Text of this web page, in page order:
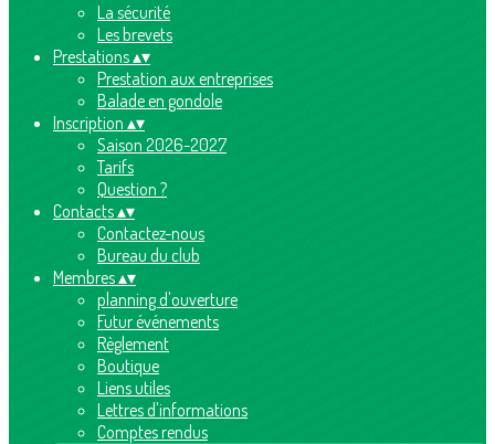
La sécurité
Les brevets
Prestations▴▾
Prestation aux entreprises
Balade en gondole
Inscription ▴▾
Saison 2026-2027
Tarifs
Question ?
Contacts▴▾
Contactez-nous
Bureau du club
Membres▴▾
planning d'ouverture
Futur événements
Règlement
Boutique
Liens utiles
Lettres d'informations
Comptes rendus